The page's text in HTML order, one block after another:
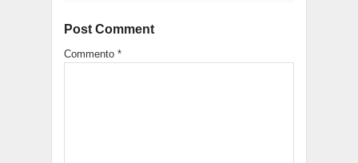
Post Comment
Commento *